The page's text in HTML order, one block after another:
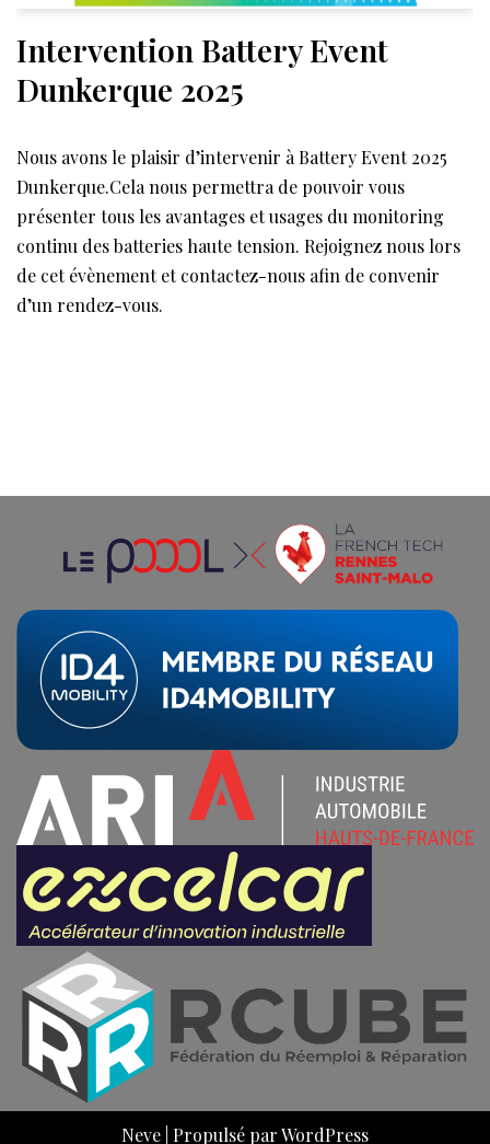
Intervention Battery Event
Dunkerque 2025
Nous avons le plaisir d’intervenir à Battery Event 2025
Dunkerque.Cela nous permettra de pouvoir vous
présenter tous les avantages et usages du monitoring
continu des batteries haute tension. Rejoignez nous lors
de cet évènement et contactez-nous afin de convenir
d’un rendez-vous.
Neve | Propulsé parWordPress